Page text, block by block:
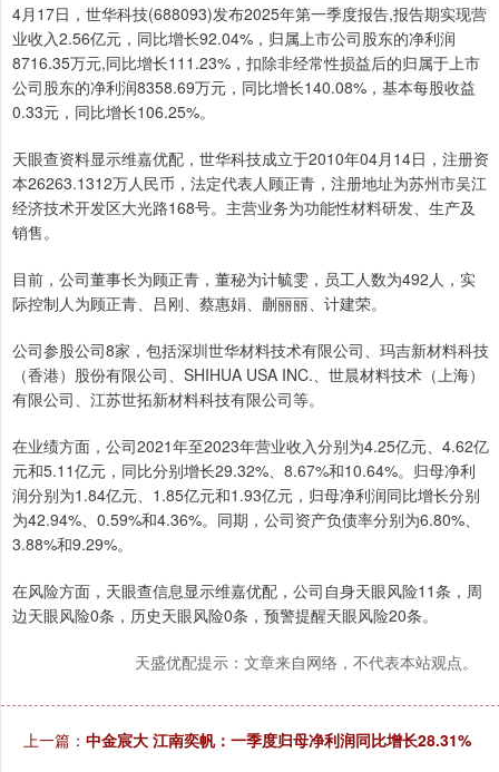
4月17日，世华科技(688093)发布2025年第一季度报告,报告期实现营
业收入2.56亿元，同比增长92.04%，归属上市公司股东的净利润
8716.35万元,同比增长111.23%，扣除非经常性损益后的归属于上市
公司股东的净利润8358.69万元，同比增长140.08%，基本每股收益
0.33元，同比增长106.25%。
天眼查资料显示维嘉优配，世华科技成立于2010年04月14日，注册资
本26263.1312万人民币，法定代表人顾正青，注册地址为苏州市吴江
经济技术开发区大光路168号。主营业务为功能性材料研发、生产及
销售。
目前，公司董事长为顾正青，董秘为计毓雯，员工人数为492人，实
际控制人为顾正青、吕刚、蔡惠娟、蒯丽丽、计建荣。
公司参股公司8家，包括深圳世华材料技术有限公司、玛吉新材料科技
（香港）股份有限公司、SHIHUA USA INC.、世晨材料技术（上海）
有限公司、江苏世拓新材料科技有限公司等。
在业绩方面，公司2021年至2023年营业收入分别为4.25亿元、4.62亿
元和5.11亿元，同比分别增长29.32%、8.67%和10.64%。归母净利
润分别为1.84亿元、1.85亿元和1.93亿元，归母净利润同比增长分别
为42.94%、0.59%和4.36%。同期，公司资产负债率分别为6.80%、
3.88%和9.29%。
在风险方面，天眼查信息显示维嘉优配，公司自身天眼风险11条，周
边天眼风险0条，历史天眼风险0条，预警提醒天眼风险20条。
天盛优配提示：文章来自网络，不代表本站观点。
上一篇： 中金宸大 江南奕帆：一季度归母净利润同比增长28.31%